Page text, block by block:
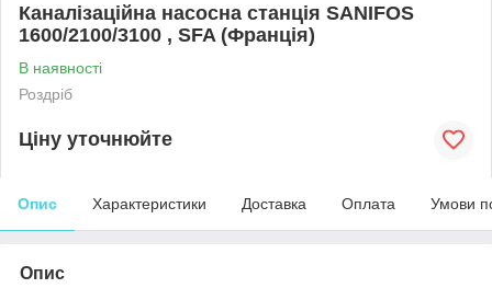
Каналізаційна насосна станція SANIFOS
1600/2100/3100 , SFA (Франція)
В наявності
Роздріб
Ціну уточнюйте
Опис Характеристики Доставка Оплата Умови
Опис